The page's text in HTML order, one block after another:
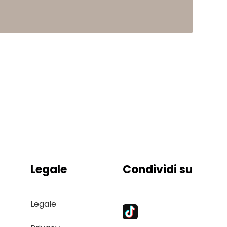
Legale
Legale
Condividi su